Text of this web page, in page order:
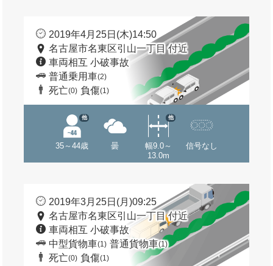
2019年4月25日(木)14:50
名古屋市名東区引山一丁目 付近
車両相互 小破事故
普通乗用車(2)
死亡(0) 負傷(1)
35～44歳
他
曇
幅9.0～
13.0m
他
信号なし
2019年3月25日(月)09:25
名古屋市名東区引山一丁目 付近
車両相互 小破事故
中型貨物車(1) 普通貨物車(1)
死亡(0) 負傷(1)